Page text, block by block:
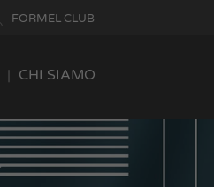
FORMEL CLUB
CHI SIAMO